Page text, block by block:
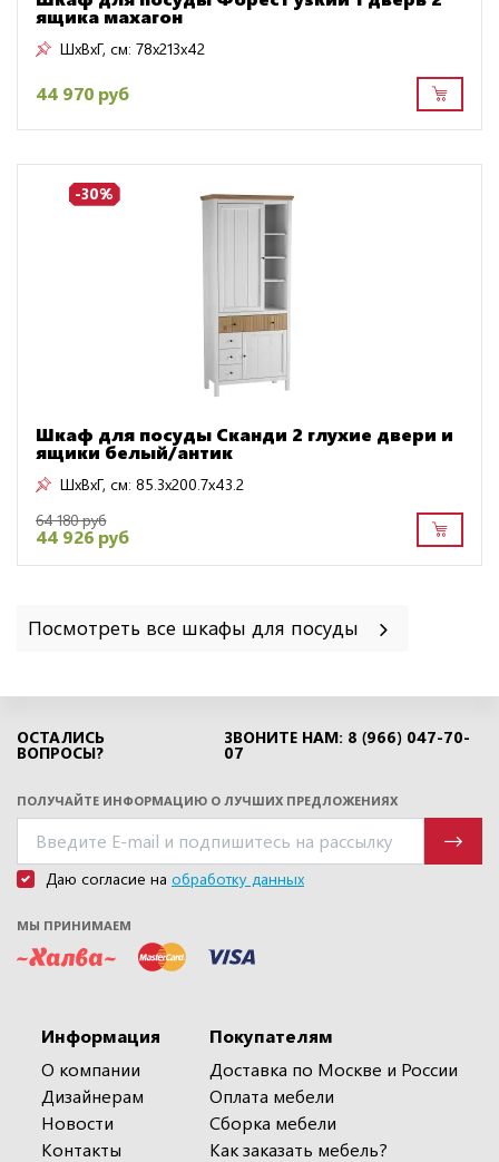
ящика махагон
ШxВxГ, см: 78x213x42
44 970 руб
-30%
Шкаф для посуды Сканди 2 глухие двери и
ящики белый/антик
ШxВxГ, см: 85.3x200.7x43.2
64 180 руб
44 926 руб
Посмотреть все шкафы для посуды
ОСТАЛИСЬ
ВОПРОСЫ?
ЗВОНИТЕ НАМ: 8 (966) 047-70-
07
ПОЛУЧАЙТЕ ИНФОРМАЦИЮ О ЛУЧШИХ ПРЕДЛОЖЕНИЯХ
Даю согласие на обработку данных
МЫ ПРИНИМАЕМ
Информация
О компании
Дизайнерам
Новости
Контакты
Покупателям
Доставка по Москве и России
Оплата мебели
Сборка мебели
Как заказать мебель?